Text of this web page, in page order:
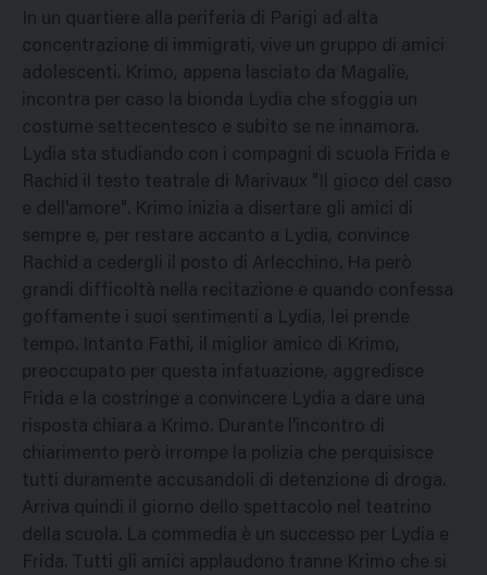
In un quartiere alla periferia di Parigi ad alta
concentrazione di immigrati, vive un gruppo di amici
adolescenti. Krimo, appena lasciato da Magalie,
incontra per caso la bionda Lydia che sfoggia un
costume settecentesco e subito se ne innamora.
Lydia sta studiando con i compagni di scuola Frida e
Rachid il testo teatrale di Marivaux "Il gioco del caso
e dell'amore". Krimo inizia a disertare gli amici di
sempre e, per restare accanto a Lydia, convince
Rachid a cedergli il posto di Arlecchino. Ha però
grandi difficoltà nella recitazione e quando confessa
goffamente i suoi sentimenti a Lydia, lei prende
tempo. Intanto Fathi, il miglior amico di Krimo,
preoccupato per questa infatuazione, aggredisce
Frida e la costringe a convincere Lydia a dare una
risposta chiara a Krimo. Durante l'incontro di
chiarimento però irrompe la polizia che perquisisce
tutti duramente accusandoli di detenzione di droga.
Arriva quindi il giorno dello spettacolo nel teatrino
della scuola. La commedia è un successo per Lydia e
Frida. Tutti gli amici applaudono tranne Krimo che si